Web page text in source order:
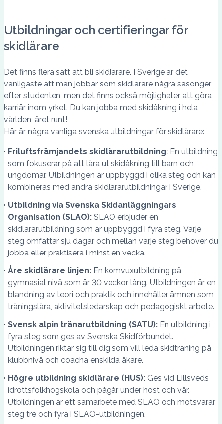
Utbildningar och certifieringar för
skidlärare
Det finns flera sätt att bli skidlärare. I Sverige är det
vanligaste att man jobbar som skidlärare några säsonger
efter studenten, men det finns också möjligheter att göra
karriär inom yrket. Du kan jobba med skidåkning i hela
världen, året runt!
Här är några vanliga svenska utbildningar för skidlärare:
Friluftsfrämjandets skidlärarutbildning: En utbildning
som fokuserar på att lära ut skidåkning till barn och
ungdomar. Utbildningen är uppbyggd i olika steg och kan
kombineras med andra skidlärarutbildningar i Sverige.
Utbildning via Svenska Skidanläggningars
Organisation (SLAO): SLAO erbjuder en
skidlärarutbildning som är uppbyggd i fyra steg. Varje
steg omfattar sju dagar och mellan varje steg behöver du
jobba eller praktisera i minst en vecka.
Åre skidlärare linjen: En komvuxutbildning på
gymnasial nivå som är 30 veckor lång. Utbildningen är en
blandning av teori och praktik och innehåller ämnen som
träningslära, aktivitetsledarskap och pedagogiskt arbete.
Svensk alpin tränarutbildning (SATU): En utbildning i
fyra steg som ges av Svenska Skidförbundet.
Utbildningen riktar sig till dig som vill leda skidträning på
klubbnivå och coacha enskilda åkare.
Högre utbildning skidlärare (HUS): Ges vid Lillsveds
idrottsfolkhögskola och pågår under höst och vår.
Utbildningen är ett samarbete med SLAO och motsvarar
steg tre och fyra i SLAO-utbildningen.